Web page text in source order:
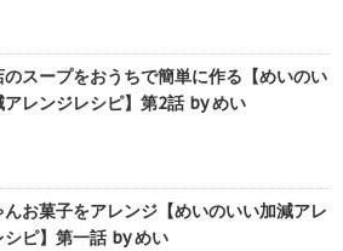
のスープをおうちで簡単に作る【めいのい
アレンジレシピ】第2話 by めい
んお菓子をアレンジ【めいのいい加減アレ
シピ】第一話 by めい